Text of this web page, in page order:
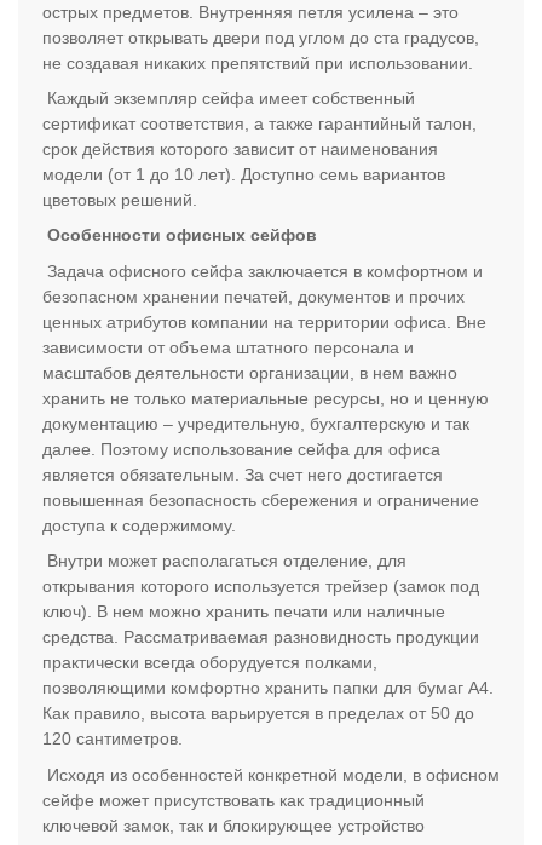
острых предметов. Внутренняя петля усилена – это
позволяет открывать двери под углом до ста градусов,
не создавая никаких препятствий при использовании.
Каждый экземпляр сейфа имеет собственный
сертификат соответствия, а также гарантийный талон,
срок действия которого зависит от наименования
модели (от 1 до 10 лет). Доступно семь вариантов
цветовых решений.
Особенности офисных сейфов
Задача офисного сейфа заключается в комфортном и
безопасном хранении печатей, документов и прочих
ценных атрибутов компании на территории офиса. Вне
зависимости от объема штатного персонала и
масштабов деятельности организации, в нем важно
хранить не только материальные ресурсы, но и ценную
документацию – учредительную, бухгалтерскую и так
далее. Поэтому использование сейфа для офиса
является обязательным. За счет него достигается
повышенная безопасность сбережения и ограничение
доступа к содержимому.
Внутри может располагаться отделение, для
открывания которого используется трейзер (замок под
ключ). В нем можно хранить печати или наличные
средства. Рассматриваемая разновидность продукции
практически всегда оборудуется полками,
позволяющими комфортно хранить папки для бумаг А4.
Как правило, высота варьируется в пределах от 50 до
120 сантиметров.
Исходя из особенностей конкретной модели, в офисном
сейфе может присутствовать как традиционный
ключевой замок, так и блокирующее устройство